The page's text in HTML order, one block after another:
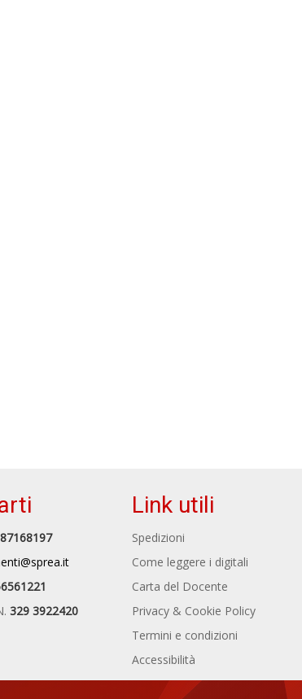
329 3922420
Link utili
Spedizioni
Come leggere i digitali
Carta del Docente
Privacy & Cookie Policy
Termini e condizioni
Accessibilità